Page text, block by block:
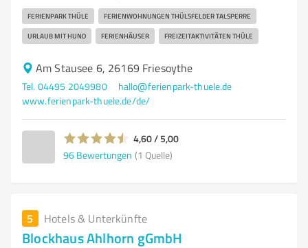
FERIENPARK THÜLE FERIENWOHNUNGEN THÜLSFELDER TALSPERRE
URLAUB MIT HUND FERIENHÄUSER FREIZEITAKTIVITÄTEN THÜLE
Am Stausee 6, 26169 Friesoythe
Tel. 04495 2049980
hallo@ferienpark-thuele.de
www.ferienpark-thuele.de/de/
4,60 / 5,00
96 Bewertungen (1 Quelle)
5 Hotels & Unterkünfte
Blockhaus Ahlhorn gGmbH